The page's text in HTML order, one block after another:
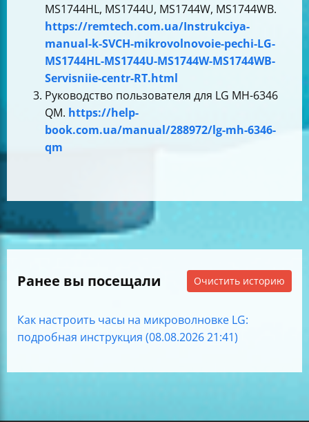
MS1744HL, MS1744U, MS1744W, MS1744WB.
https://remtech.com.ua/Instrukciya-
manual-k-SVCH-mikrovolnovoie-pechi-LG-
MS1744HL-MS1744U-MS1744W-MS1744WB-
Servisniie-centr-RT.html
Руководство пользователя для LG MH-6346
QM. https://help-
book.com.ua/manual/288972/lg-mh-6346-
qm
Ранее вы посещали Очистить историю
Как настроить часы на микроволновке LG:
подробная инструкция (08.08.2026 21:41)